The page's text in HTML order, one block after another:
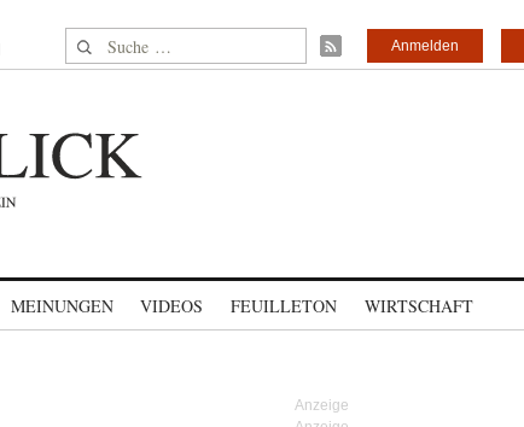
Suche nach: Anmelden
MEINUNGEN VIDEOS FEUILLETON WIRTSCHAFT